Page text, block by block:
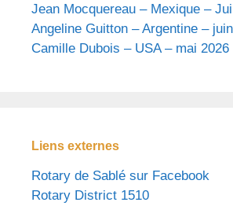
Jean Mocquereau – Mexique –
Angeline Guitton – Argentine –
Camille Dubois – USA – mai 2026
Liens externes
Rotary de Sablé sur Facebook
Rotary District 1510